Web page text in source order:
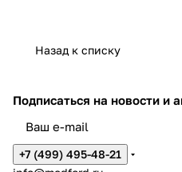
Назад к списку
Подписаться на новости и
+7 (499) 495-48-21